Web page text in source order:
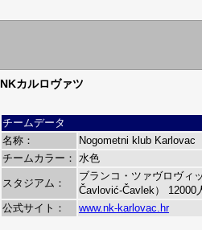
NKカルロヴァツ
チームデータ
名称：
Nogometni klub Karlovac
チームカラー： 水色
スタジアム：
ブランコ・ツァヴロヴィ
Čavlović-Čavlek） 12000
公式サイト：
www.nk-karlovac.hr